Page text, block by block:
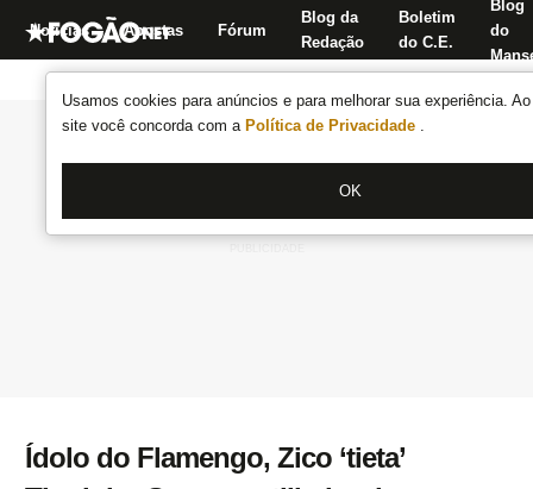
Usamos cookies para anúncios e para melhorar sua experiência.
site você concorda com a Política de Privacidade .
OK
Notícias Apostas Fórum
Blog da
Redação
Boletim
do C.E.
Blog
do
Ídolo do Flamengo, Zico ‘tieta’